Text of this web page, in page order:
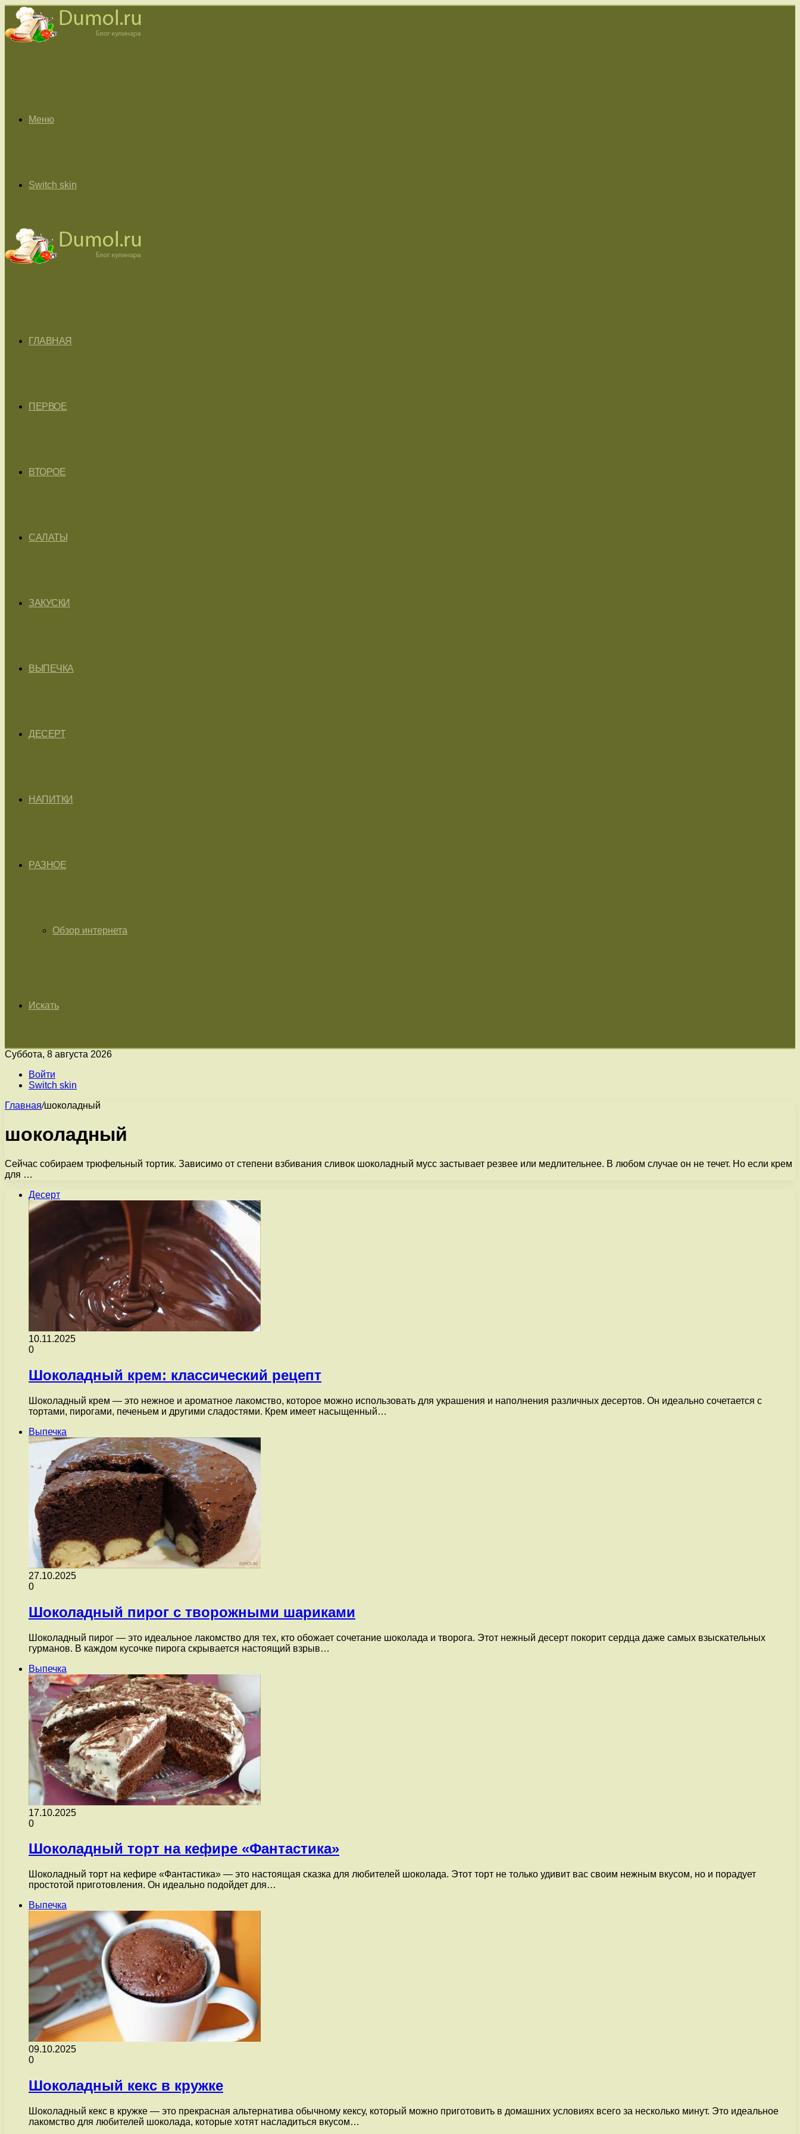
Меню
Switch skin
ГЛАВНАЯ
ПЕРВОЕ
ВТОРОЕ
САЛАТЫ
ЗАКУСКИ
ВЫПЕЧКА
ДЕСЕРТ
НАПИТКИ
РАЗНОЕ
Обзор интернета
Искать
Суббота, 8 августа 2026
Войти
Switch skin
Главная/шоколадный
шоколадный
Сейчас собираем трюфельный тортик. Зависимо от степени взбивания сливок шоколадный мусс застывает резвее или медлительнее. В любом случае он не течет. Но если крем
для …
Десерт
10.11.2025
0
Шоколадный крем: классический рецепт
Шоколадный крем — это нежное и ароматное лакомство, которое можно использовать для украшения и наполнения различных десертов. Он идеально сочетается с
тортами, пирогами, печеньем и другими сладостями. Крем имеет насыщенный…
Выпечка
27.10.2025
0
Шоколадный пирог с творожными шариками
Шоколадный пирог — это идеальное лакомство для тех, кто обожает сочетание шоколада и творога. Этот нежный десерт покорит сердца даже самых взыскательных
гурманов. В каждом кусочке пирога скрывается настоящий взрыв…
Выпечка
17.10.2025
0
Шоколадный торт на кефире «Фантастика»
Шоколадный торт на кефире «Фантастика» — это настоящая сказка для любителей шоколада. Этот торт не только удивит вас своим нежным вкусом, но и порадует
простотой приготовления. Он идеально подойдет для…
Выпечка
09.10.2025
0
Шоколадный кекс в кружке
Шоколадный кекс в кружке — это прекрасная альтернатива обычному кексу, который можно приготовить в домашних условиях всего за несколько минут. Это идеальное
лакомство для любителей шоколада, которые хотят насладиться вкусом…